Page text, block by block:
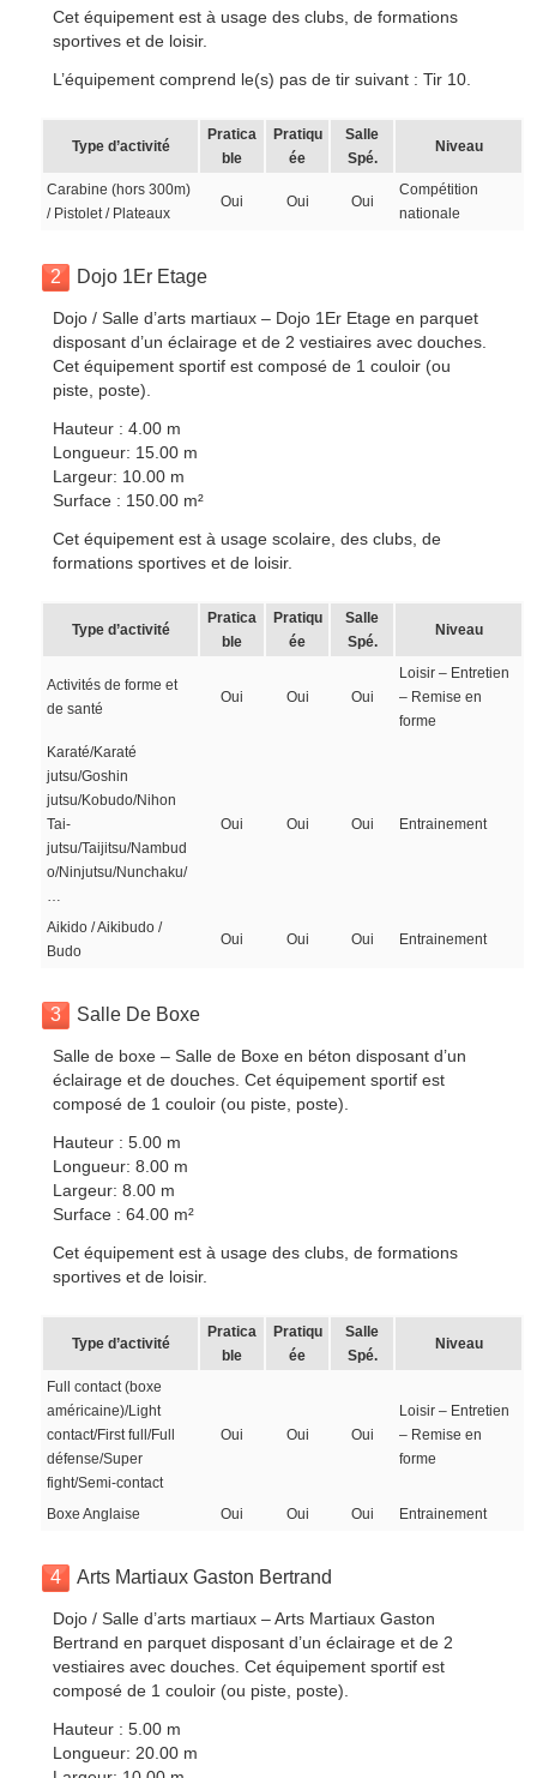
Cet équipement est à usage des clubs, de formations
sportives et de loisir.
L’équipement comprend le(s) pas de tir suivant : Tir 10.
Type d’activité
Pratica
ble
Pratiqu
ée
Salle
Spé.
Niveau
Carabine (hors 300m)
/ Pistolet / Plateaux
Oui Oui Oui
Compétition
nationale
2 Dojo 1Er Etage
Dojo / Salle d’arts martiaux – Dojo 1Er Etage en parquet
disposant d’un éclairage et de 2 vestiaires avec douches.
Cet équipement sportif est composé de 1 couloir (ou
piste, poste).
Hauteur : 4.00 m
Longueur: 15.00 m
Largeur: 10.00 m
Surface : 150.00 m²
Cet équipement est à usage scolaire, des clubs, de
formations sportives et de loisir.
Type d’activité
Pratica
ble
Pratiqu
ée
Salle
Spé.
Niveau
Activités de forme et
de santé
Oui Oui Oui
Loisir – Entretien
– Remise en
forme
Karaté/Karaté
jutsu/Goshin
jutsu/Kobudo/Nihon
Tai-
jutsu/Taijitsu/Nambud
o/Ninjutsu/Nunchaku/
…
Oui Oui Oui Entrainement
Aikido / Aikibudo /
Budo
Oui Oui Oui Entrainement
3 Salle De Boxe
Salle de boxe – Salle de Boxe en béton disposant d’un
éclairage et de douches. Cet équipement sportif est
composé de 1 couloir (ou piste, poste).
Hauteur : 5.00 m
Longueur: 8.00 m
Largeur: 8.00 m
Surface : 64.00 m²
Cet équipement est à usage des clubs, de formations
sportives et de loisir.
Type d’activité
Pratica
ble
Pratiqu
ée
Salle
Spé.
Niveau
Full contact (boxe
américaine)/Light
contact/First full/Full
défense/Super
fight/Semi-contact
Oui Oui Oui
Loisir – Entretien
– Remise en
forme
Boxe Anglaise Oui Oui Oui Entrainement
4 Arts Martiaux Gaston Bertrand
Dojo / Salle d’arts martiaux – Arts Martiaux Gaston
Bertrand en parquet disposant d’un éclairage et de 2
vestiaires avec douches. Cet équipement sportif est
composé de 1 couloir (ou piste, poste).
Hauteur : 5.00 m
Longueur: 20.00 m